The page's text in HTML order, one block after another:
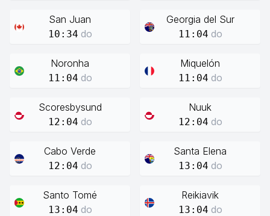
San Juan
10:34 do
Georgia del Sur
11:04 do
Noronha
11:04 do
Miquelón
11:04 do
Scoresbysund
12:04 do
Nuuk
12:04 do
Cabo Verde
12:04 do
Santa Elena
13:04 do
Santo Tomé
13:04 do
Reikiavik
13:04 do